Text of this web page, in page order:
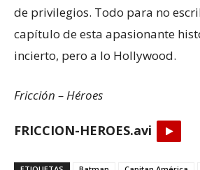
de privilegios. Todo para no
capítulo de esta apasionante
incierto, pero a lo Hollywood.
Fricción – Héroes
FRICCION-HEROES.avi